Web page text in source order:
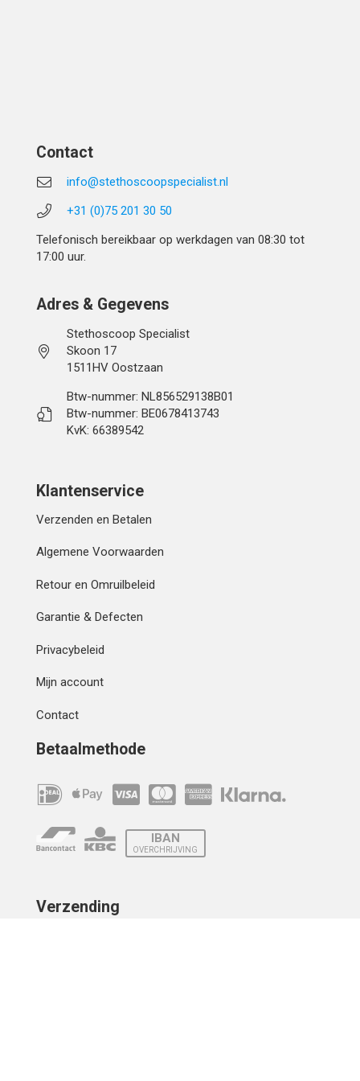
Contact
info@stethoscoopspecialist.nl
+31 (0)75 201 30 50
Telefonisch bereikbaar op werkdagen van 08:30 tot
17:00 uur.
Adres & Gegevens
Stethoscoop Specialist
Skoon 17
1511HV Oostzaan
Btw-nummer: NL856529138B01
Btw-nummer: BE0678413743
KvK: 66389542
Klantenservice
Verzenden en Betalen
Algemene Voorwaarden
Retour en Omruilbeleid
Garantie & Defecten
Privacybeleid
Mijn account
Contact
Betaalmethode
IBAN
OVERCHRIJVING
Verzending